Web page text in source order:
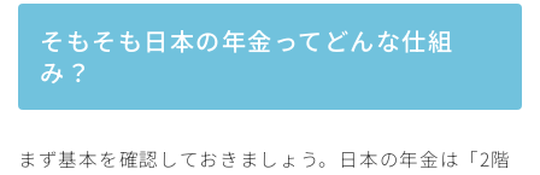
そもそも日本の年金ってどんな仕組
み？
まず基本を確認しておきましょう。日本の年金は「2階